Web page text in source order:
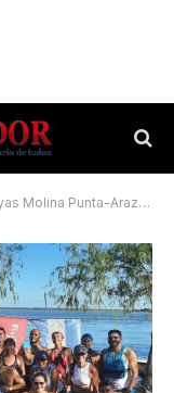
en homenaje a los guardavidas